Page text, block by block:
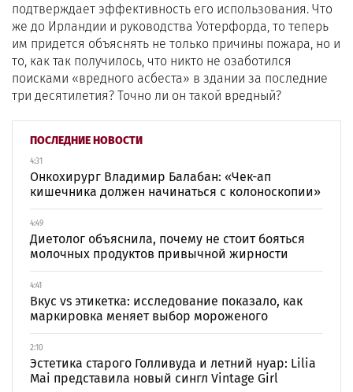
ПОСЛЕДНИЕ НОВОСТИ
4:31
Онкохирург Владимир Балабан: «Чек-ап
кишечника должен начинаться с колоноскопии»
4:49
Диетолог объяснила, почему не стоит бояться
молочных продуктов привычной жирности
4:41
Вкус vs этикетка: исследование показало, как
маркировка меняет выбор мороженого
2:10
Эстетика старого Голливуда и летний нуар: Lilia
Mai представила новый сингл Vintage Girl
подтверждает эффективность его использования. Что
же до Ирландии и руководства Уотерфорда, то теперь
им придется объяснять не только причины пожара, но и
то, как так получилось, что никто не озаботился
поисками «вредного асбеста» в здании за последние
три десятилетия? Точно ли он такой вредный?